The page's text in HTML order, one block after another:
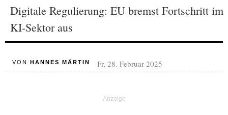
Digitale Regulierung: EU bremst Fortschritt im
KI-Sektor aus
VON HANNES MÄRTIN Fr, 28. Februar 2025